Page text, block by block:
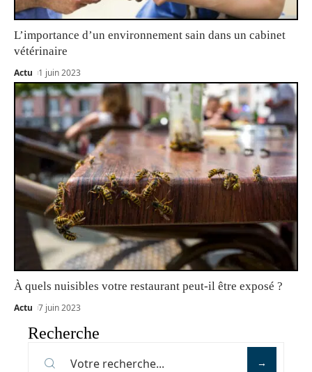
L’importance d’un environnement sain dans un cabinet
vétérinaire
Actu 1 juin 2023
À quels nuisibles votre restaurant peut-il être exposé ?
Actu 7 juin 2023
Recherche